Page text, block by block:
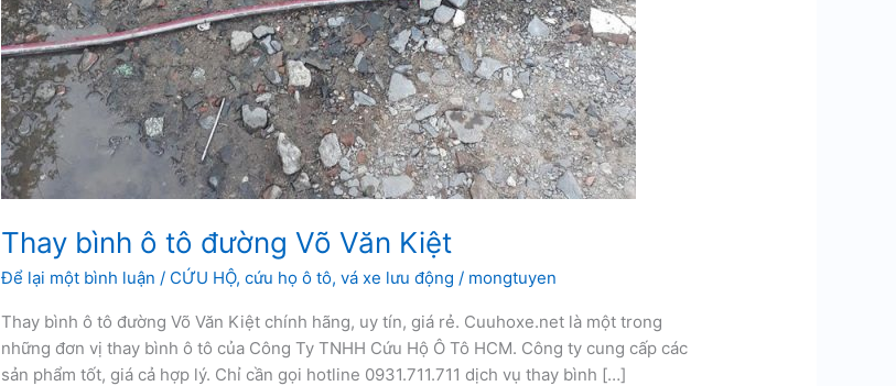
Thay bình ô tô đường Võ Văn Kiệt
Để lại một bình luận / CỨU HỘ,cứu họ ô tô,vá xe lưu động / mongtuyen
Thay bình ô tô đường Võ Văn Kiệt chính hãng, uy tín, giá rẻ. Cuuhoxe.net là một trong
những đơn vị thay bình ô tô của Công Ty TNHH Cứu Hộ Ô Tô HCM. Công ty cung cấp các
sản phẩm tốt, giá cả hợp lý. Chỉ cần gọi hotline 0931.711.711 dịch vụ thay bình […]